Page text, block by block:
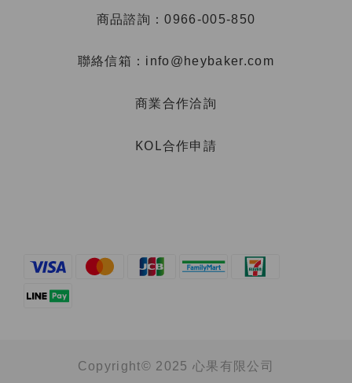
商品諮詢：0966-005-850
聯絡信箱：info@heybaker.com
商業合作洽詢
KOL合作申請
Copyright© 2025 心果有限公司